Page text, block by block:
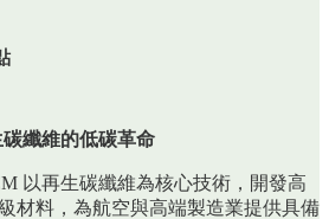
纖維的低碳革命
以再生碳纖維為核心技術，開發高
材料，為航空與高端製造業提供具備